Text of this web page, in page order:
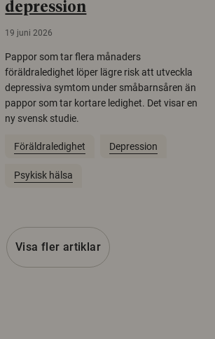
depression
19 juni 2026
Pappor som tar flera månaders
föräldraledighet löper lägre risk att utveckla
depressiva symtom under småbarnsåren än
pappor som tar kortare ledighet. Det visar en
ny svensk studie.
Föräldraledighet Depression
Psykisk hälsa
Visa fler artiklar